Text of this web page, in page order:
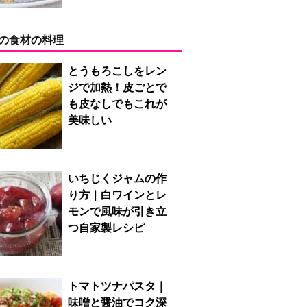
食材の料理
とうもろこしをレン
ジで加熱！皮ごとで
も皮なしでもこれが
美味しい
いちじくジャムの作
り方｜白ワインとレ
モンで風味が引き立
つ自家製レシピ
トマトツナパスタ｜
味噌と醤油でコク深